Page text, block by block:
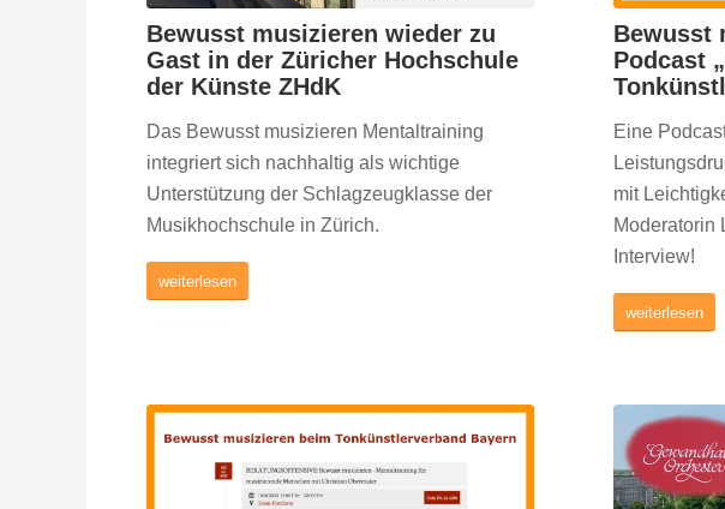
Bewusst musizieren wieder zu
Gast in der Züricher Hochschule
der Künste ZHdK
Das Bewusst musizieren Mentaltraining
integriert sich nachhaltig als wichtige
Unterstützung der Schlagzeugklasse der
Musikhochschule in Zürich.
weiterlesen
Bewusst
Podcast
Eine
mit
Moderatorin
Interview!
weiterlesen